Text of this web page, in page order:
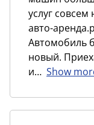
услуг
авто-
Автомобиль
новый.
и
Show